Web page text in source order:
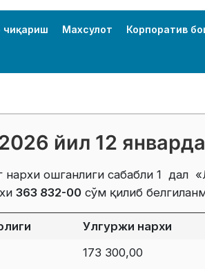
Махсулот Корпоратив
йил 12
нархи ошганлиги сабабли 1
363 832-00 сўм қилиб
Улгуржи нархи
173 300,00